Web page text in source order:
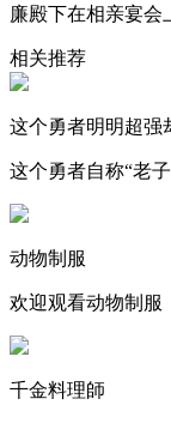
廉殿下在相亲宴会
相关推荐
这个勇者明明超强
这个勇者自称“老
动物制服
欢迎观看动物制服
千金料理師